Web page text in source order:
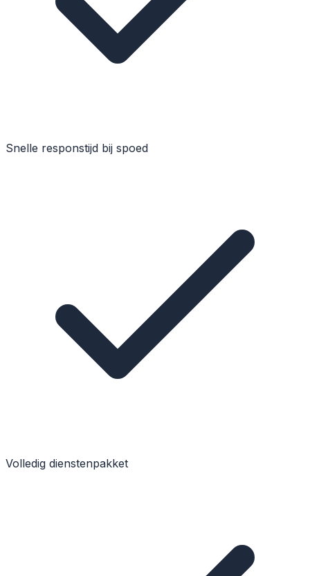
Snelle responstijd bij spoed
Volledig dienstenpakket